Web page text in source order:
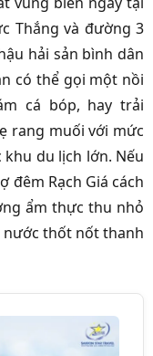
Thắng và đường 3
hải sản bình dân
có thể gọi một nồi
cá bóp, hay trải
rang muối với mức
du lịch lớn. Nếu
đêm Rạch Giá cách
ẩm thực thu nhỏ
nước thốt nốt thanh